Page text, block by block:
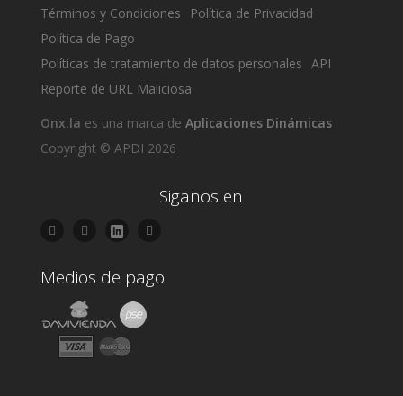
Términos y Condiciones
Política de Privacidad
Política de Pago
Políticas de tratamiento de datos personales API
Reporte de URL Maliciosa
Onx.la es una marca de Aplicaciones Dinámicas
Copyright © APDI 2026
Siganos en
Medios de pago